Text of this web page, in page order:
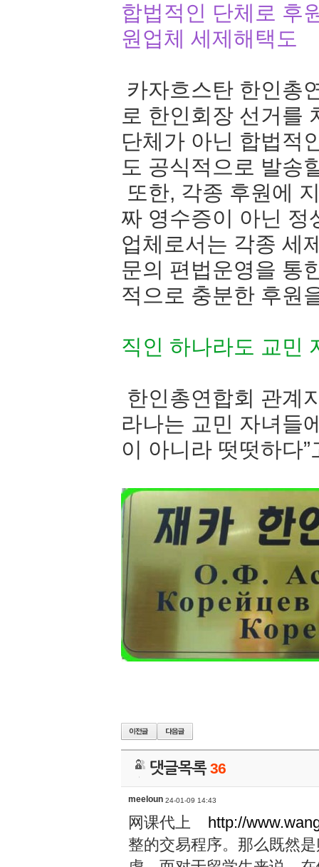
합법적인 단체로 후
원업체 세제해택도
카자흐스탄 한인총
로 한인회장 선거를
단체가 아닌 합법적
도 공식적으로 발송
또한, 각종 후원에
짜 영수증이 아닌 정
업체로서는 각종 세
문의 편법운영을 통
적으로 충분한 후원
직인 하나라도 교민
한인총연합회 관계
라나는 교민 자녀들
이 아니라 떳떳하다
댓글목록36
meeloun 24-01-09 14:43
网课代上 http://
整的交易程序。那么既然